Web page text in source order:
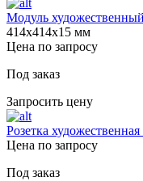
Модуль
414х414х15 мм
Цена по запросу
Под заказ
Запросить цену
Розетка
Цена по запросу
Под заказ